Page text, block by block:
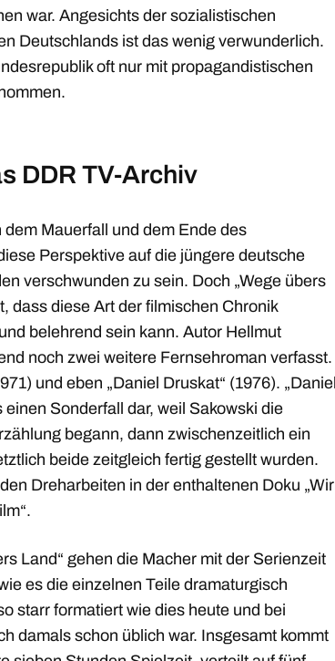
war. Angesichts der sozialistischen
Deutschlands ist das wenig verwunderlich.
oft nur mit propagandistischen
DDR TV-Archiv
Mauerfall und dem Ende des
Perspektive auf die jüngere deutsche
verschwunden zu sein. Doch „Wege übers
dass diese Art der filmischen Chronik
belehrend sein kann. Autor Hellmut
noch zwei weitere Fernsehroman verfasst.
und eben „Daniel Druskat“ (1976). „Daniel
einen Sonderfall dar, weil Sakowski die
begann, dann zwischenzeitlich ein
beide zeitgleich fertig gestellt wurden.
Dreharbeiten in der enthaltenen Doku „Wir
Land“ gehen die Macher mit der Serienzeit
es die einzelnen Teile dramaturgisch
starr formatiert wie dies heute und bei
damals schon üblich war. Insgesamt kommt